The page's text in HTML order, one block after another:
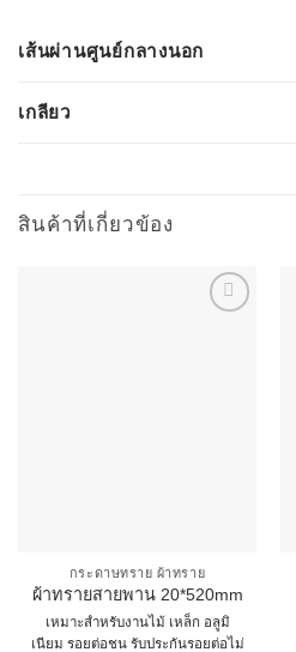
เส้นผ่านศูนย์กลางนอก
เกลียว
สินค้าที่เกี่ยวข้อง
กระดาษทราย ผ้าทราย
ผ้าทรายสายพาน 20*520mm
เหมาะสำหรับงานไม้ เหล็ก อลูมิ
เนียม รอยต่อชน รับประกันรอยต่อไม่